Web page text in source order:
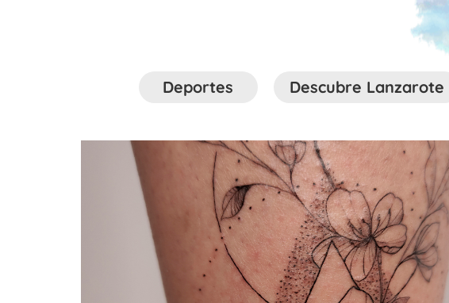
Deportes Descubre Lanzarote